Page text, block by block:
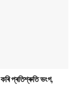
প্ৰতিশ্ৰুতি ভংগ,